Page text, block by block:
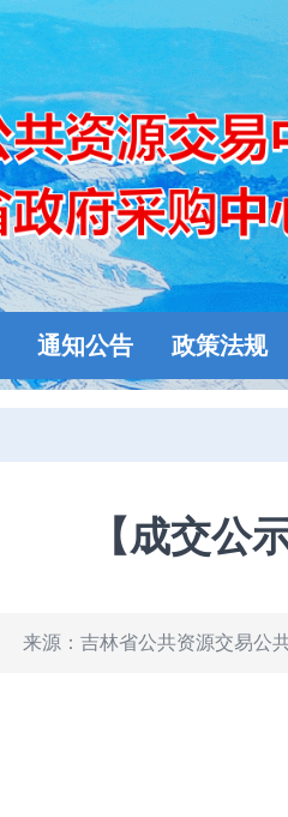
通知公告 政策法规
【成交公
来源：吉林省公共资源交易公